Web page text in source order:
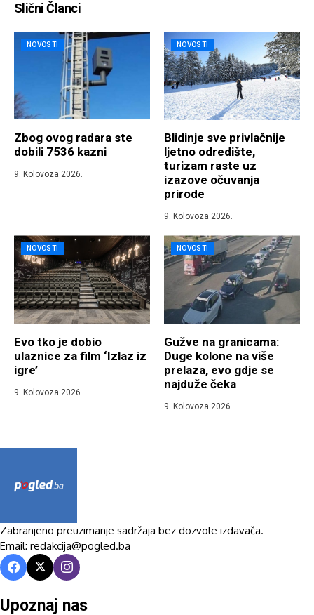
Slični Članci
NOVOSTI
Zbog ovog radara ste
dobili 7536 kazni
9. Kolovoza 2026.
NOVOSTI
Blidinje sve privlačnije
ljetno odredište,
turizam raste uz
izazove očuvanja
prirode
9. Kolovoza 2026.
NOVOSTI
Evo tko je dobio
ulaznice za film ‘Izlaz iz
igre’
9. Kolovoza 2026.
NOVOSTI
Gužve na granicama:
Duge kolone na više
prelaza, evo gdje se
najduže čeka
9. Kolovoza 2026.
Zabranjeno preuzimanje sadržaja bez dozvole izdavača.
Email: redakcija@pogled.ba
Upoznaj nas